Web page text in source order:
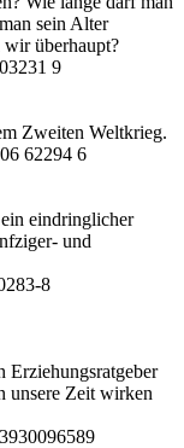
sein Alter
wir überhaupt?
9
Zweiten Weltkrieg.
62294 6
eindringlicher
und
8
Erziehungsratgeber
unsere Zeit wirken